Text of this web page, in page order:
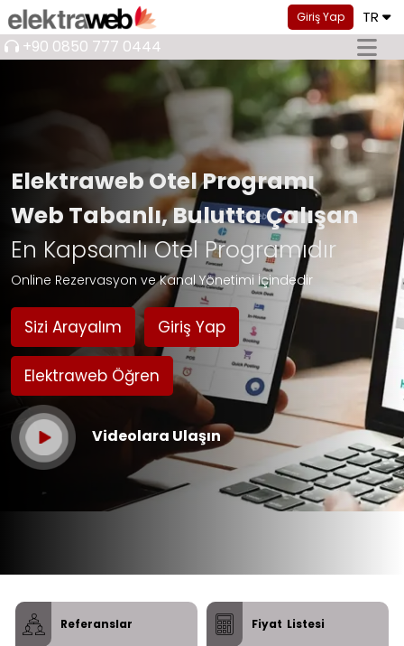
Giriş Yap TR
+90 0850 777 0444
Elektraweb Otel Programı
Web Tabanlı, Bulutta Çalışan
En Kapsamlı Otel Programıdır
Online Rezervasyon ve Kanal Yönetimi İçindedir
Sizi Arayalım Giriş Yap
Elektraweb Öğren
Videolara Ulaşın
Referanslar Fiyat Listesi